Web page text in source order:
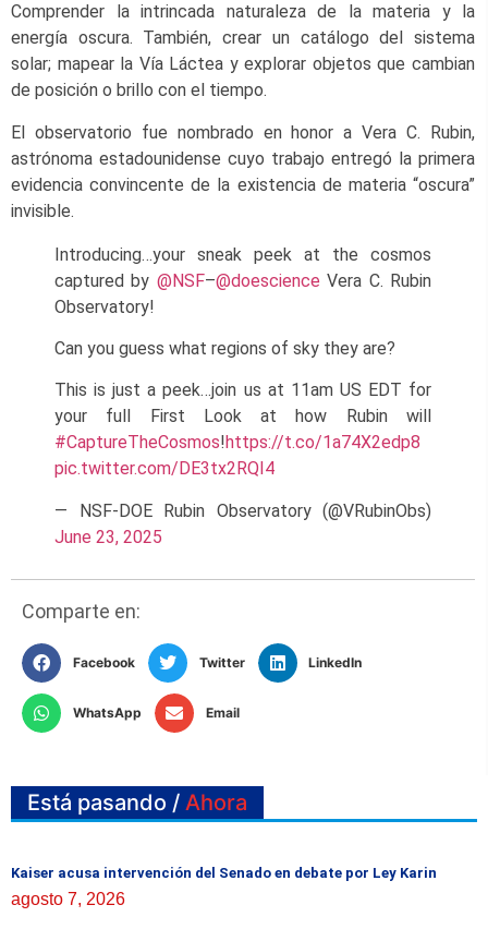
Comprender la intrincada naturaleza de la materia y la
energía oscura. También, crear un catálogo del sistema
solar; mapear la Vía Láctea y explorar objetos que cambian
de posición o brillo con el tiempo.
El observatorio fue nombrado en honor a Vera C. Rubin,
astrónoma estadounidense cuyo trabajo entregó la primera
evidencia convincente de la existencia de materia “oscura”
invisible.
Introducing…your sneak peek at the cosmos
captured by @NSF–@doescience Vera C. Rubin
Observatory!
Can you guess what regions of sky they are?
This is just a peek…join us at 11am US EDT for
your full First Look at how Rubin will
#CaptureTheCosmos!https://t.co/1a74X2edp8
pic.twitter.com/DE3tx2RQI4
— NSF-DOE Rubin Observatory (@VRubinObs)
June 23, 2025
Comparte en:
Facebook Twitter LinkedIn
WhatsApp Email
Está pasando / Ahora
Kaiser acusa intervención del Senado en debate por Ley Karin
agosto 7, 2026